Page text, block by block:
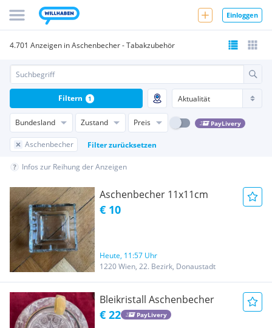
Einloggen
4.701 Anzeigen in Aschenbecher - Tabakzubehör
Bundesland Zustand Preis PayLivery
Aschenbecher Filter zurücksetzen
Filtern 1
Infos zur Reihung der Anzeigen
Aschenbecher 11x11cm
€ 10
Heute, 11:57 Uhr
1220 Wien, 22. Bezirk, Donaustadt
Bleikristall Aschenbecher
€ 22 PayLivery